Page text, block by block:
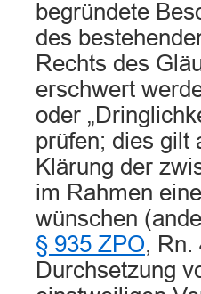
begründete
des
Rechts des
erschwert
oder
prüfen; dies gilt
Klärung der
im Rahmen
wünschen
§ 935 ZPO, Rn.
Durchsetzung